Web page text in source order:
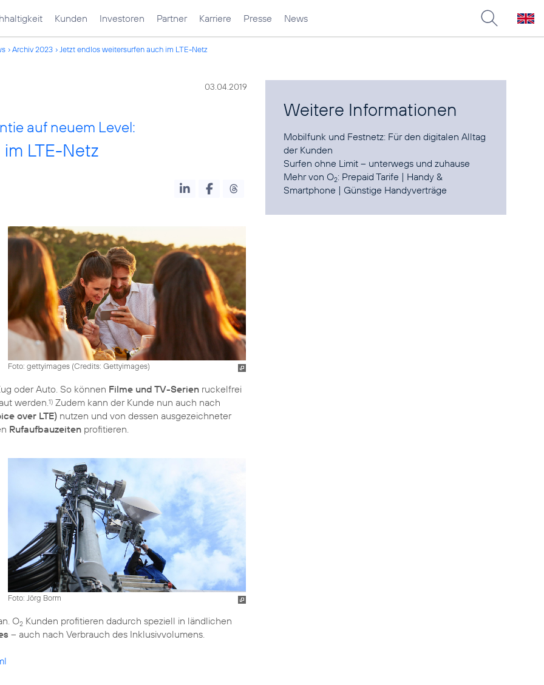
Kunden Investoren Partner Karriere Presse News
Archiv 2023 Jetzt endlos weitersurfen auch im LTE-Netz
03.04.2019
auf neuem Level:
LTE-Netz
Foto: gettyimages (Credits: Gettyimages)
oder Auto. So können Filme und TV-Serien ruckelfrei
werden.1) Zudem kann der Kunde nun auch nach
over LTE) nutzen und von dessen ausgezeichneter
Rufaufbauzeiten profitieren.
Foto: Jörg Borm
O2 Kunden profitieren dadurch speziell in ländlichen
– auch nach Verbrauch des Inklusivvolumens.
Weitere Informationen
Mobilfunk und Festnetz: Für den digitalen Alltag
der Kunden
Surfen ohne Limit – unterwegs und zuhause
Mehr von O2: Prepaid Tarife | Handy &
Smartphone |Günstige Handyverträge